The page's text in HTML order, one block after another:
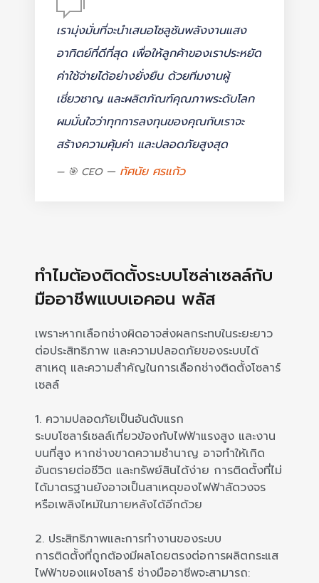
เรามุ่งมั่นที่จะนำเสนอโซลูชันพลังงานแสง
อาทิตย์ที่ดีที่สุด เพื่อให้ลูกค้าของเราประหยัด
ค่าใช้จ่ายได้อย่างยั่งยืน ด้วยทีมงานผู้
เชี่ยวชาญ และผลิตภัณฑ์คุณภาพระดับโลก
ผมมั่นใจว่าทุกการลงทุนของคุณกับเราจะ
สร้างความคุ้มค่า และปลอดภัยสูงสุด
🎯 CEO ทัศนัย ศรแก้ว
ทำไมต้องติดตั้งระบบโซล่าเซลล์กับ
มืออาชีพแบบเอคอน พลัส
เพราะหากเลือกช่างผิดอาจส่งผลกระทบในระยะยาว
ต่อประสิทธิภาพ และความปลอดภัยของระบบได้
สาเหตุ และความสำคัญในการเลือกช่างติดตั้งโซลาร์
เซลล์
1. ความปลอดภัยเป็นอันดับแรก
ระบบโซลาร์เซลล์เกี่ยวข้องกับไฟฟ้าแรงสูง และงาน
บนที่สูง หากช่างขาดความชำนาญ อาจทำให้เกิด
อันตรายต่อชีวิต และทรัพย์สินได้ง่าย การติดตั้งที่ไม่
ได้มาตรฐานยังอาจเป็นสาเหตุของไฟฟ้าลัดวงจร
หรือเพลิงไหม้ในภายหลังได้อีกด้วย
2. ประสิทธิภาพและการทำงานของระบบ
การติดตั้งที่ถูกต้องมีผลโดยตรงต่อการผลิตกระแส
ไฟฟ้าของแผงโซลาร์ ช่างมืออาชีพจะสามารถ: